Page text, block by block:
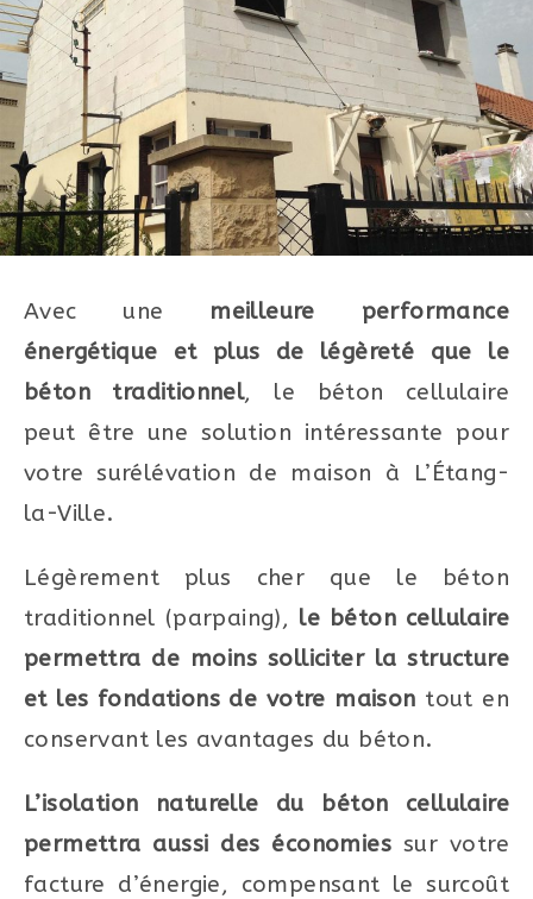
Avec une meilleure performance
énergétique et plus de légèreté que le
béton traditionnel, le béton cellulaire
peut être une solution intéressante pour
votre surélévation de maison à L’Étang-
la-Ville.
Légèrement plus cher que le béton
traditionnel (parpaing), le béton cellulaire
permettra de moins solliciter la structure
et les fondations de votre maison tout en
conservant les avantages du béton.
L’isolation naturelle du béton cellulaire
permettra aussi des économies sur votre
facture d’énergie, compensant le surcoût